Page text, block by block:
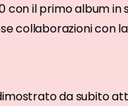
con il primo album in
collaborazioni con
da subito